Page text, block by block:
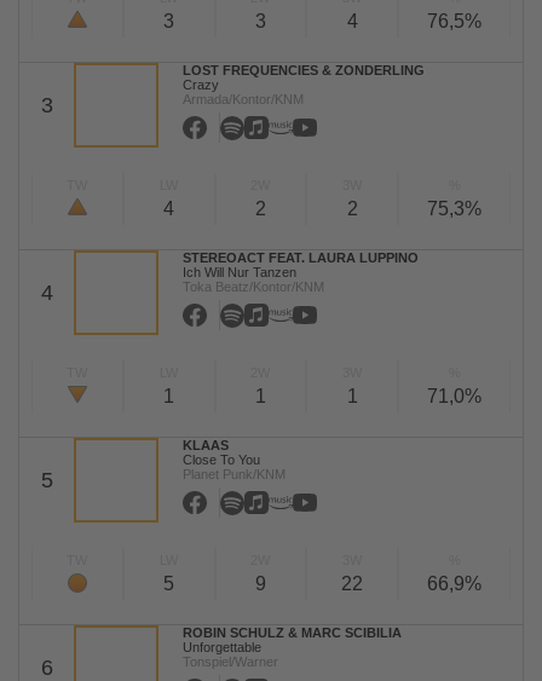
3 3 4 76,5%
3
LOST FREQUENCIES & ZONDERLING
Crazy
Armada/Kontor/KNM
4 2 2 75,3%
4
STEREOACT FEAT. LAURA LUPPINO
Ich Will Nur Tanzen
Toka Beatz/Kontor/KNM
1 1 1 71,0%
5
KLAAS
Close To You
Planet Punk/KNM
5 9 22 66,9%
6
ROBIN SCHULZ & MARC SCIBILIA
Unforgettable
Tonspiel/Warner